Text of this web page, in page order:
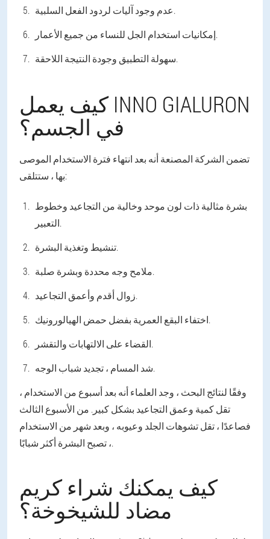
عدم وجود آليات لردود الفعل السلبية.
إمكانيات استخدام الجل للنساء من جميع الأعمار.
سهولة التطبيق وجودة النتيجة اللاحقة.
كيف يعمل INNO GIALURON
في الجسم؟
تضمن الشركة المصنعة أنه بعد انتهاء فترة الاستخدام الموصى
بها ، ستتلقى:
بشرة مثالية ذات لون موحد وخالية من التجاعيد وخطوط
التعبير.
تنشيط وتغذية البشرة.
ملامح وجه محددة وبشرة صلبة.
زوال أقدم وأعمق التجاعيد.
اختفاء البقع العمرية بفضل حمض الهيالورونيك.
القضاء على الالتهابات والتقشر.
شد المسام ، تجديد شباب الوجه.
وفقًا لنتائج البحث ، وجد العلماء أنه بعد أسبوع من الاستخدام ،
تقل كمية وعمق التجاعيد بشكل كبير. من الأسبوع الثالث
فصاعدًا ، تقل تشوهات الجلد وعيوبه ، وبعد شهر من الاستخدام
، تصبح البشرة أكثر شبابًا.
كيف يمكنك شراء كريم
مضاد للشيخوخة؟